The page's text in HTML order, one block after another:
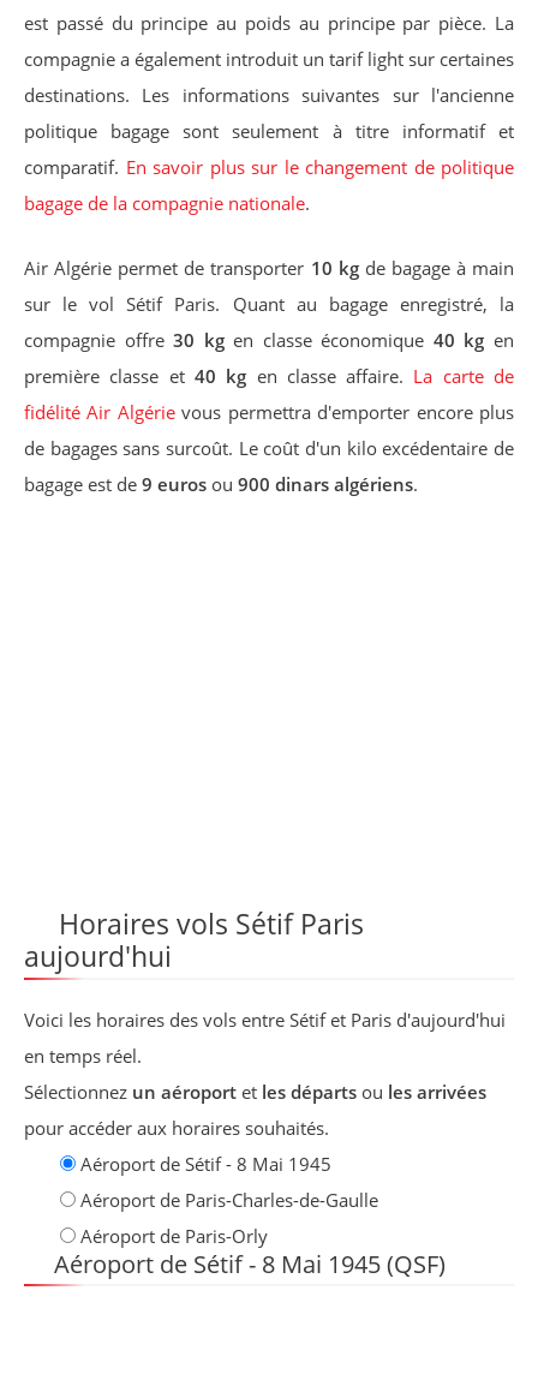
est passé du principe au poids au principe par pièce. La
compagnie a également introduit un tarif light sur certaines
destinations. Les informations suivantes sur l'ancienne
politique bagage sont seulement à titre informatif et
comparatif. En savoir plus sur le changement de politique
bagage de la compagnie nationale.
Air Algérie permet de transporter 10 kgde bagage à main
sur le vol Sétif Paris. Quant au bagage enregistré, la
compagnie offre30 kgen classe économique 40 kg en
première classe et 40 kg en classe affaire. La carte de
fidélité Air Algérievous permettra d'emporter encore plus
de bagages sans surcoût. Le coût d'un kilo excédentaire de
bagage est de 9 euros ou 900 dinars algériens.
Horaires vols Sétif Paris
aujourd'hui
Voici les horaires des vols entre Sétif et Paris d'aujourd'hui
en temps réel.
Sélectionnez un aéroport et les départs ou les arrivées
pour accéder aux horaires souhaités.
Aéroport de Sétif - 8 Mai 1945
Aéroport de Paris-Charles-de-Gaulle
Aéroport de Paris-Orly
Aéroport de Sétif - 8 Mai 1945 (QSF)